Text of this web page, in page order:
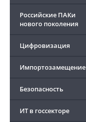
Российские ПАКи
нового поколения
Цифровизация
Импортозамещение
Безопасность
ИТ в госсекторе